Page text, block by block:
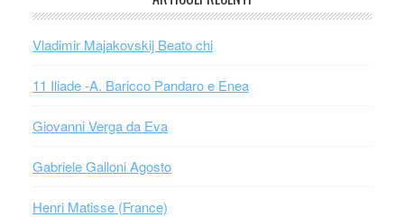
Vladimir Majakovskij Beato chi
11 Iliade -A. Baricco Pandaro e Enea
Giovanni Verga da Eva
Gabriele Galloni Agosto
Henri Matisse (France)